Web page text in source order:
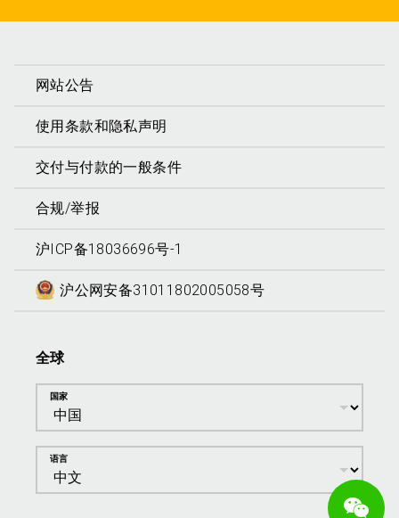
网站公告
使用条款和隐私声明
交付与付款的一般条件
合规/举报
沪ICP备18036696号-1
沪公网安备31011802005058号
全球
国家
语言